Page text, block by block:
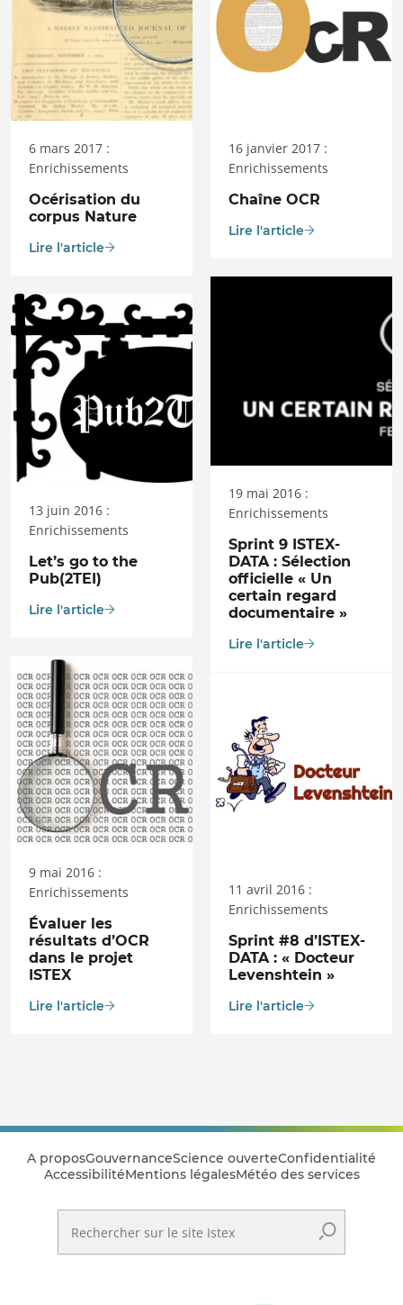
6 mars 2017 :
Enrichissements
Océrisation du
corpus Nature
Lire l'article
16 janvier 2017 :
Enrichissements
Chaîne OCR
Lire l'article
13 juin 2016 :
Enrichissements
Let’s go to the
Pub(2TEI)
Lire l'article
19 mai 2016 :
Enrichissements
Sprint 9 ISTEX-
DATA : Sélection
officielle « Un
certain regard
documentaire »
Lire l'article
9 mai 2016 :
Enrichissements
Évaluer les
résultats d’OCR
dans le projet
ISTEX
Lire l'article
11 avril 2016 :
Enrichissements
Sprint #8 d’ISTEX-
DATA : « Docteur
Levenshtein »
Lire l'article
A proposGouvernanceScience ouverteConfidentialité
AccessibilitéMentions légalesMétéo des services